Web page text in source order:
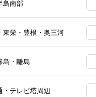
島南部
東栄・豊根・奥三河
島・離島
・テレビ塔周辺